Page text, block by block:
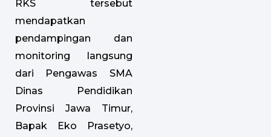
RKS tersebut
mendapatkan
pendampingan dan
monitoring langsung
dari Pengawas SMA
Dinas Pendidikan
Provinsi Jawa Timur,
Bapak Eko Prasetyo,